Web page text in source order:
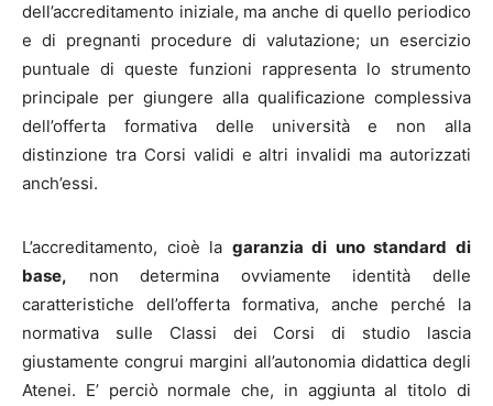
dell’accreditamento iniziale, ma anche di quello periodico
e di pregnanti procedure di valutazione; un esercizio
puntuale di queste funzioni rappresenta lo strumento
principale per giungere alla qualificazione complessiva
dell’offerta formativa delle università e non alla
distinzione tra Corsi validi e altri invalidi ma autorizzati
anch’essi.
L’accreditamento, cioè la garanzia di uno standard di
base, non determina ovviamente identità delle
caratteristiche dell’offerta formativa, anche perché la
normativa sulle Classi dei Corsi di studio lascia
giustamente congrui margini all’autonomia didattica degli
Atenei. E’ perciò normale che, in aggiunta al titolo di